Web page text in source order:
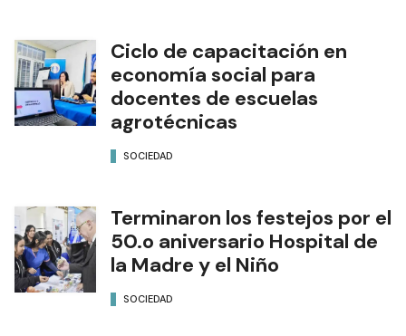
Ciclo de capacitación en
economía social para
docentes de escuelas
agrotécnicas
SOCIEDAD
Terminaron los festejos por el
50.o aniversario Hospital de
la Madre y el Niño
SOCIEDAD